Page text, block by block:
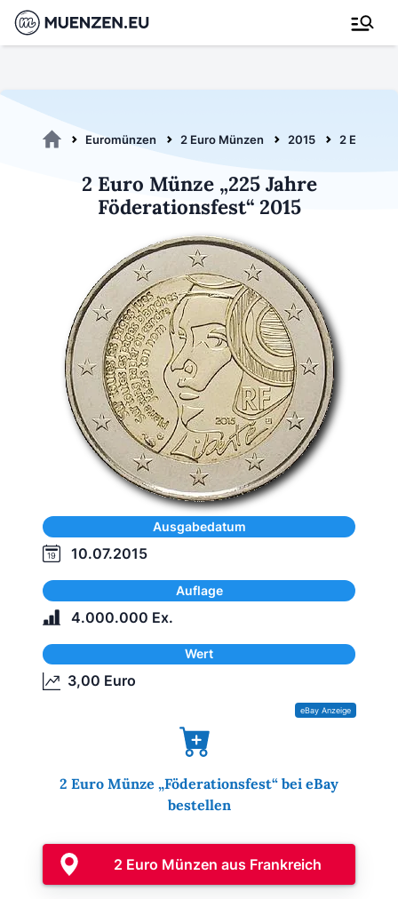
Euromünzen 2 Euro Münzen 2015 2 Euro
2 Euro Münze „225 Jahre
Föderationsfest“ 2015
Ausgabedatum
10.07.2015
Auflage
4.000.000 Ex.
Wert
3,00 Euro
2 Euro Münze „Föderationsfest“ bei eBay
bestellen
2 Euro Münzen aus Frankreich